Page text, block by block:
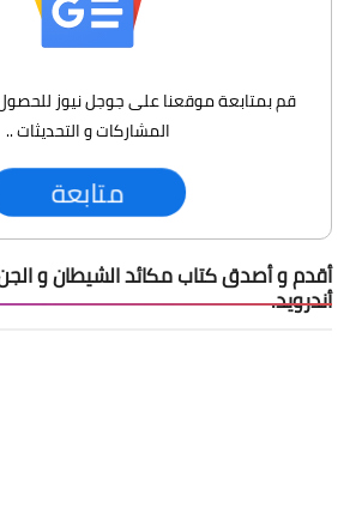
قم بمتابعة موقعنا على جوجل نيوز للحصول
المشاركات و التحديثات ..
متابعة
أقدم و أصدق كتاب مكائد الشيطان و
أندرويد.